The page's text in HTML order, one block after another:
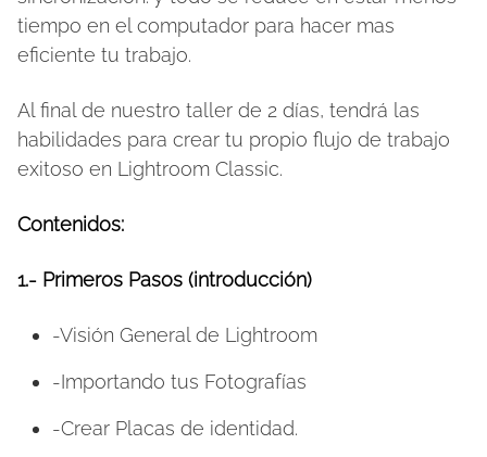
tiempo en el computador para hacer mas
eficiente tu trabajo.
Al final de nuestro taller de 2 días, tendrá las
habilidades para crear tu propio flujo de trabajo
exitoso en Lightroom Classic.
Contenidos:
1.- Primeros Pasos (introducción)
-Visión General de Lightroom
-Importando tus Fotografías
-Crear Placas de identidad.